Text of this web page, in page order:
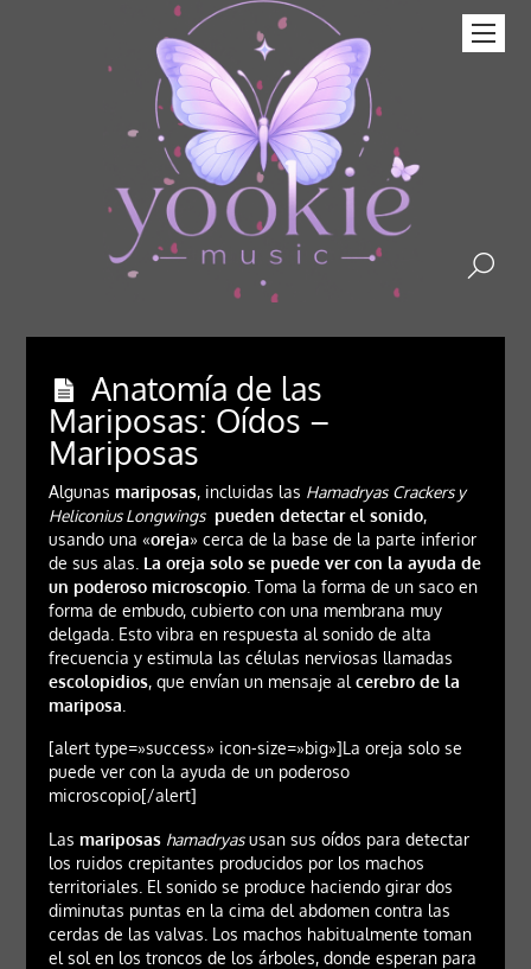
Anatomía de las
Mariposas: Oídos –
Mariposas
Algunas mariposas, incluidas las Hamadryas Crackers y
Heliconius Longwings pueden detectar el sonido,
usando una «oreja» cerca de la base de la parte inferior
de sus alas. La oreja solo se puede ver con la ayuda de
un poderoso microscopio. Toma la forma de un saco en
forma de embudo, cubierto con una membrana muy
delgada. Esto vibra en respuesta al sonido de alta
frecuencia y estimula las células nerviosas llamadas
escolopidios, que envían un mensaje al cerebro de la
mariposa
[alert type=»success» icon-size=»big»]La oreja solo se
puede ver con la ayuda de un poderoso
microscopio[/alert]
Las mariposas hamadryasusan sus oídos para detectar
los ruidos crepitantes producidos por los machos
territoriales. El sonido se produce haciendo girar dos
diminutas puntas en la cima del abdomen contra las
cerdas de las valvas. Los machos habitualmente toman
el sol en los troncos de los árboles, donde esperan para